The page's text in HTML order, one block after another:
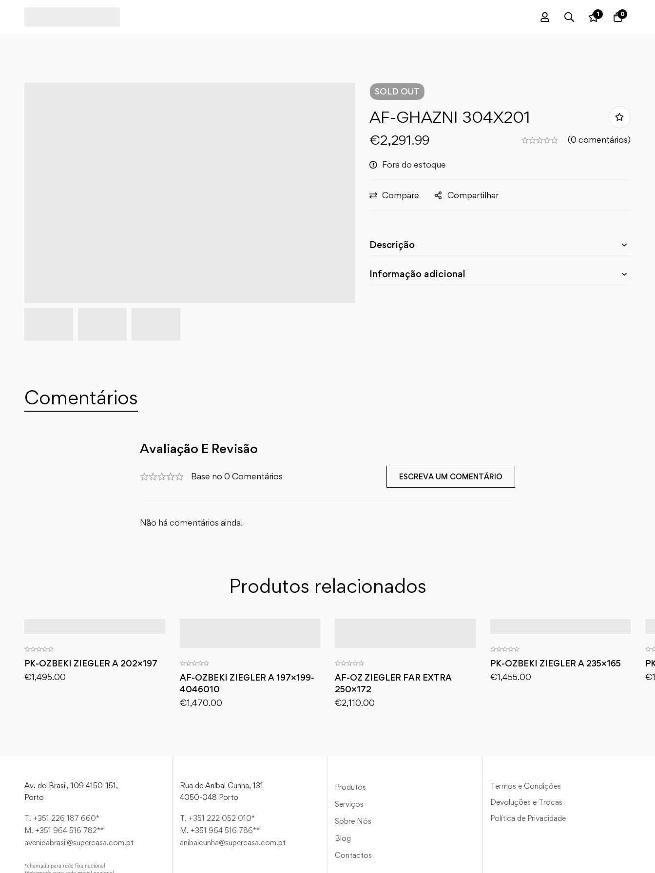
1 0
SOLD OUT
AF-GHAZNI 304X201
€2,291.99 (0 comentários)
Fora do estoque
Compare Compartilhar
Descrição
Informação adicional
Comentários
Avaliação E Revisão
Base no 0 Comentários ESCREVA UM COMENTÁRIO
Não há comentários ainda.
Produtos relacionados
PK-OZBEKI ZIEGLER A 202×197
€1,495.00
AF-OZBEKI ZIEGLER A 197×199-
4046010
€1,470.00
AF-OZ ZIEGLER FAR EXTRA
250×172
€2,110.00
PK-OZBEKI ZIEGLER A 235×165
€1,455.00
€
Av. do Brasil, 109 4150-151,
Porto
T. +351 226 187 660*
M. +351 964 516 782**
avenidabrasil@supercasa.com.pt
*chamada para rede fixa nacional
Rua de Aníbal Cunha, 131
4050-048 Porto
T. +351 222 052 010*
M. +351 964 516 786**
anibalcunha@supercasa.com.pt
Produtos
Serviços
Sobre Nós
Blog
Contactos
Termos e Condições
Devoluções e Trocas
Política de Privacidade